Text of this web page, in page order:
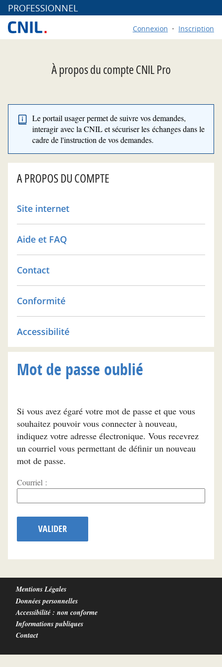
PROFESSIONNEL
Connexion Inscription
À propos du compte CNIL Pro
Le portail usager permet de suivre vos demandes,
interagir avec la CNIL et sécuriser les échanges dans le
cadre de l'instruction de vos demandes.
A PROPOS DU COMPTE
Site internet
Aide et FAQ
Contact
Conformité
Accessibilité
Mot de passe oublié
Si vous avez égaré votre mot de passe et que vous
souhaitez pouvoir vous connecter à nouveau,
indiquez votre adresse électronique. Vous recevrez
un courriel vous permettant de définir un nouveau
mot de passe.
Courriel :
*
VALIDER
Mentions Légales
Données personnelles
Accessibilité : non conforme
Informations publiques
Contact